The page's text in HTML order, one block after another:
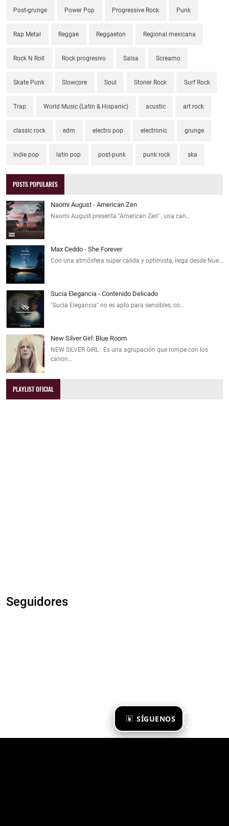
SÍGUENOS
Post-grunge Power Pop Progressive Rock Punk
Rap Metal Reggae Reggaeton Regional mexicana
Rock N Roll Rock progresivo Salsa Screamo
Skate Punk Slowcore Soul Stoner Rock Surf Rock
Trap World Music (Latin & Hispanic) acustic art rock
classic rock edm electro pop electronic grunge
indie pop latin pop post-punk punk rock ska
POSTS POPULARES
Naomi August - American Zen
Naomi August presenta "American Zen" , una can…
Max Ceddo - She Forever
Con una atmósfera súper cálida y optimista, llega desde Nue…
Sucia Elegancia - Contenido Delicado
"Sucia Elegancia" no es apto para sensibles, co…
New Silver Girl: Blue Room
NEW SILVER GIRL : Es una agrupación que rompe con los
canon…
PLAYLIST OFICIAL
Seguidores